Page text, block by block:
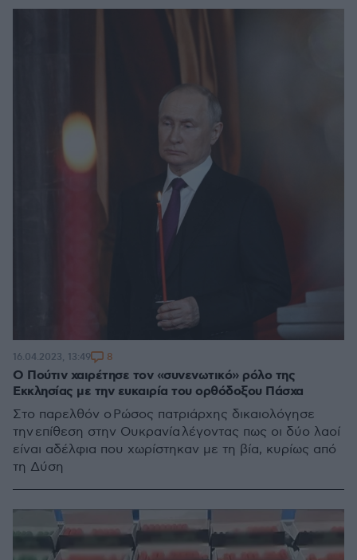
Ο Πούτιν χαιρέτησε τον «συνενωτικό» ρόλο της
Εκκλησίας με την ευκαιρία του ορθόδοξου Πάσχα
Στο παρελθόν ο Ρώσος πατριάρχης δικαιολόγησε
την επίθεση στην Ουκρανία λέγοντας πως οι δύο λαοί
είναι αδέλφια που χωρίστηκαν με τη βία, κυρίως από
τη Δύση
16.04.2023, 13:49 8